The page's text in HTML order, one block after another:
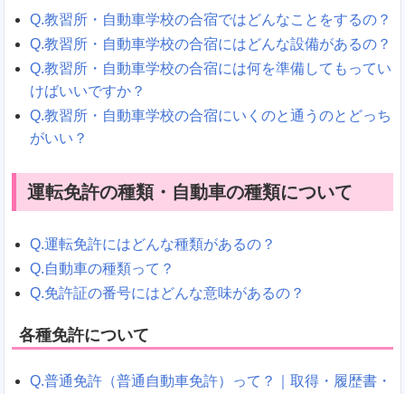
Q.教習所・自動車学校の合宿ではどんなことをするの？
Q.教習所・自動車学校の合宿にはどんな設備があるの？
Q.教習所・自動車学校の合宿には何を準備してもってい
けばいいですか？
Q.教習所・自動車学校の合宿にいくのと通うのとどっち
がいい？
運転免許の種類・自動車の種類について
Q.運転免許にはどんな種類があるの？
Q.自動車の種類って？
Q.免許証の番号にはどんな意味があるの？
各種免許について
Q.普通免許（普通自動車免許）って？｜取得・履歴書・